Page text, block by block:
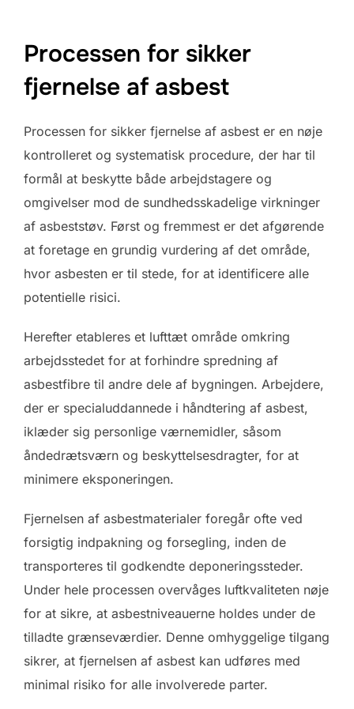
Processen for sikker
fjernelse af asbest
Processen for sikker fjernelse af asbest er en nøje
kontrolleret og systematisk procedure, der har til
formål at beskytte både arbejdstagere og
omgivelser mod de sundhedsskadelige virkninger
af asbeststøv. Først og fremmest er det afgørende
at foretage en grundig vurdering af det område,
hvor asbesten er til stede, for at identificere alle
potentielle risici.
Herefter etableres et lufttæt område omkring
arbejdsstedet for at forhindre spredning af
asbestfibre til andre dele af bygningen. Arbejdere,
der er specialuddannede i håndtering af asbest,
iklæder sig personlige værnemidler, såsom
åndedrætsværn og beskyttelsesdragter, for at
minimere eksponeringen.
Fjernelsen af asbestmaterialer foregår ofte ved
forsigtig indpakning og forsegling, inden de
transporteres til godkendte deponeringssteder.
Under hele processen overvåges luftkvaliteten nøje
for at sikre, at asbestniveauerne holdes under de
tilladte grænseværdier. Denne omhyggelige tilgang
sikrer, at fjernelsen af asbest kan udføres med
minimal risiko for alle involverede parter.